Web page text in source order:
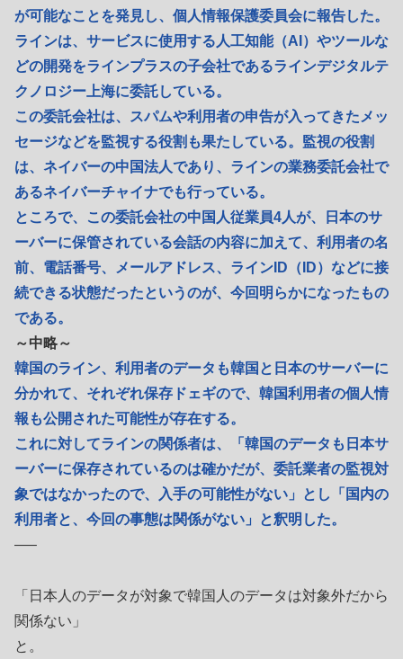
が可能なことを発見し、個人情報保護委員会に報告した。
ラインは、サービスに使用する人工知能（AI）やツールな
どの開発をラインプラスの子会社であるラインデジタルテ
クノロジー上海に委託している。
この委託会社は、スパムや利用者の申告が入ってきたメッ
セージなどを監視する役割も果たしている。監視の役割
は、ネイバーの中国法人であり、ラインの業務委託会社で
あるネイバーチャイナでも行っている。
ところで、この委託会社の中国人従業員4人が、日本のサ
ーバーに保管されている会話の内容に加えて、利用者の名
前、電話番号、メールアドレス、ラインID（ID）などに接
続できる状態だったというのが、今回明らかになったもの
である。
～中略～
韓国のライン、利用者のデータも韓国と日本のサーバーに
分かれて、それぞれ保存ドェギので、韓国利用者の個人情
報も公開された可能性が存在する。
これに対してラインの関係者は、「韓国のデータも日本サ
ーバーに保存されているのは確かだが、委託業者の監視対
象ではなかったので、入手の可能性がない」とし「国内の
利用者と、今回の事態は関係がない」と釈明した。
—–
「日本人のデータが対象で韓国人のデータは対象外だから
関係ない」
と。